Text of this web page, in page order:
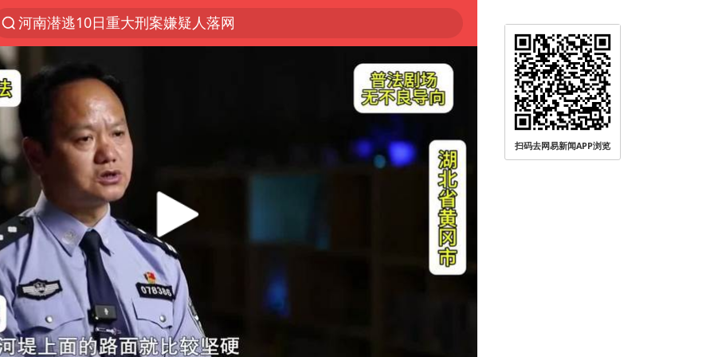
河南潜逃10日重大刑案嫌疑人落网
马克·艾伦退出斯诺克中国公开赛
金饰克价一夜涨回1300元
新疆景区自驾服务费改为按车收费
永和豆浆创始人林炳生去世
视频丨中国东方电气集团原党组副书记、董事宋致远被查
白海豚将正面袭击贯穿浙江
浙江台州《告全体市民书》
酒店回应车内过夜被收150元
牛津大学一纸声明甩不了锅
扫码去网易新闻APP浏览